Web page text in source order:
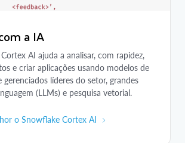
a IA
AI ajuda a analisar, com rapidez,
e criar aplicações usando modelos de
líderes do setor, grandes
(LLMs) e pesquisa vetorial.
o Snowflake Cortex AI